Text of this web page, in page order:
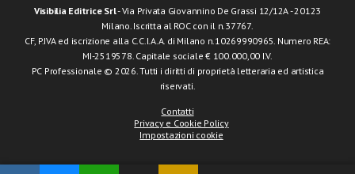
Visibilia Editrice Srl- Via Privata Giovannino De Grassi 12/12A - 20123
Milano. Iscritta al ROC con il n.37767.
CF, P.IVA ed iscrizione alla C.C.I.A.A. di Milano n.10269990965. Numero REA:
MI-2519578. Capitale sociale € 100.000,00 I.V.
PC Professionale © 2026. Tutti i diritti di proprietà letteraria ed artistica
riservati.
Contatti
Privacy e Cookie Policy
Impostazioni cookie